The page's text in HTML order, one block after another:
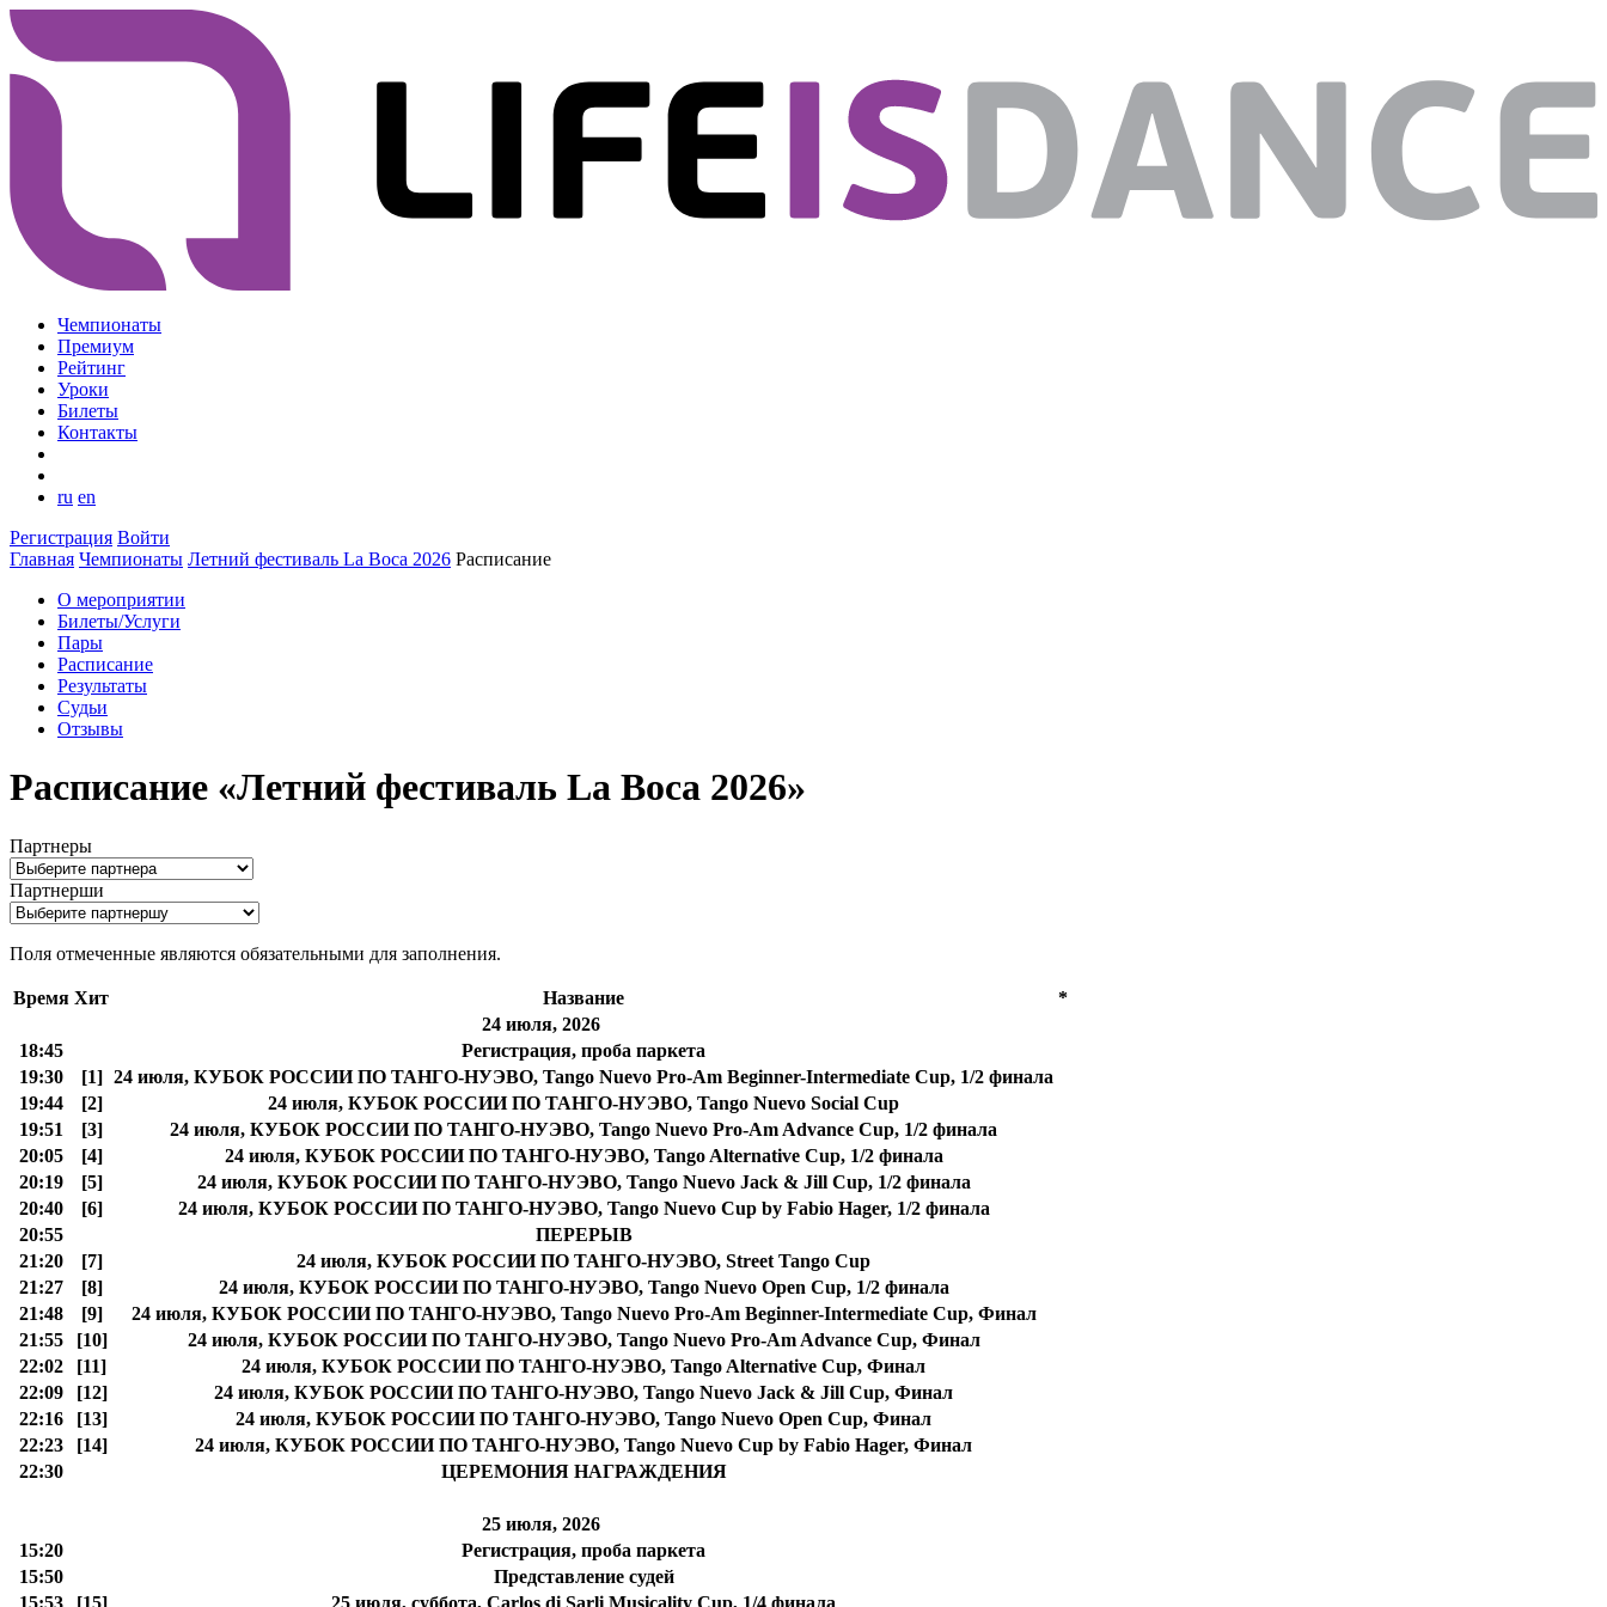
Чемпионаты
Премиум
Рейтинг
Уроки
Билеты
Контакты
ru en
Регистрация Войти
Главная Чемпионаты Летний фестиваль La Boca 2026 Расписание
О мероприятии
Билеты/Услуги
Пары
Расписание
Результаты
Судьи
Отзывы
Расписание «Летний фестиваль La Boca 2026»
Партнеры
Партнерши
Поля отмеченные являются обязательными для заполнения.
Время Хит Название
*
24 июля, 2026
18:45
Регистрация, проба паркета
19:30
[1] 24 июля, КУБОК РОССИИ ПО ТАНГО-НУЭВО, Tango Nuevo Pro-Am Beginner-Intermediate Cup, 1/2 финала
19:44
[2]
24 июля, КУБОК РОССИИ ПО ТАНГО-НУЭВО, Tango Nuevo Social Cup
19:51
[3]
24 июля, КУБОК РОССИИ ПО ТАНГО-НУЭВО, Tango Nuevo Pro-Am Advance Cup, 1/2 финала
20:05
[4]
24 июля, КУБОК РОССИИ ПО ТАНГО-НУЭВО, Tango Alternative Cup, 1/2 финала
20:19
[5]
24 июля, КУБОК РОССИИ ПО ТАНГО-НУЭВО, Tango Nuevo Jack & Jill Cup, 1/2 финала
20:40
[6]
24 июля, КУБОК РОССИИ ПО ТАНГО-НУЭВО, Tango Nuevo Cup by Fabio Hager, 1/2 финала
20:55
ПЕРЕРЫВ
21:20
[7]
24 июля, КУБОК РОССИИ ПО ТАНГО-НУЭВО, Street Tango Cup
21:27
[8]
24 июля, КУБОК РОССИИ ПО ТАНГО-НУЭВО, Tango Nuevo Open Cup, 1/2 финала
21:48
[9]
24 июля, КУБОК РОССИИ ПО ТАНГО-НУЭВО, Tango Nuevo Pro-Am Beginner-Intermediate Cup, Финал
21:55
[10]
24 июля, КУБОК РОССИИ ПО ТАНГО-НУЭВО, Tango Nuevo Pro-Am Advance Cup, Финал
22:02
[11]
24 июля, КУБОК РОССИИ ПО ТАНГО-НУЭВО, Tango Alternative Cup, Финал
22:09
[12]
24 июля, КУБОК РОССИИ ПО ТАНГО-НУЭВО, Tango Nuevo Jack & Jill Cup, Финал
22:16
[13]
24 июля, КУБОК РОССИИ ПО ТАНГО-НУЭВО, Tango Nuevo Open Cup, Финал
22:23
[14]
24 июля, КУБОК РОССИИ ПО ТАНГО-НУЭВО, Tango Nuevo Cup by Fabio Hager, Финал
22:30
ЦЕРЕМОНИЯ НАГРАЖДЕНИЯ
25 июля, 2026
15:20
Регистрация, проба паркета
15:50
Представление судей
15:53
[15] 25 июля, суббота, Carlos di Sarli Musicality Cup, 1/4 финала